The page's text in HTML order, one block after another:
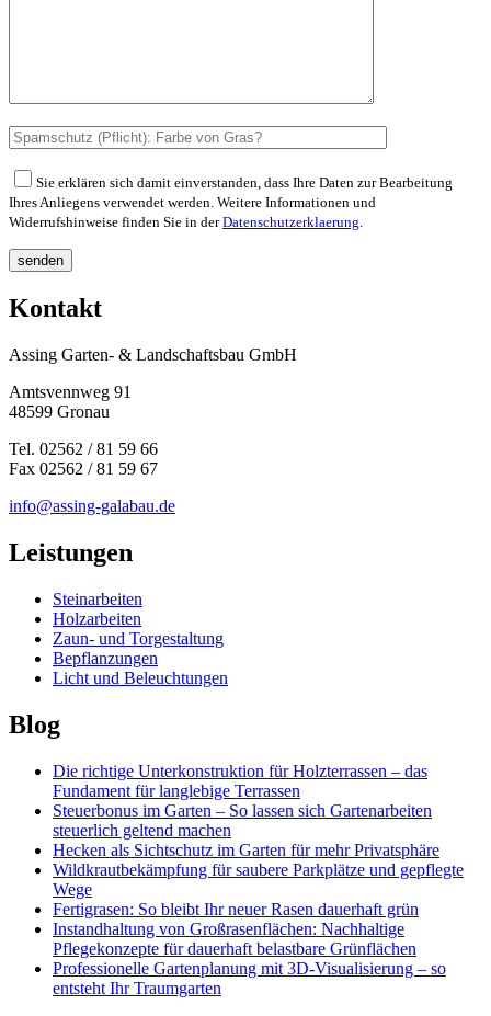
Sie erklären sich damit einverstanden, dass Ihre Daten zur Bearbeitung
Ihres Anliegens verwendet werden. Weitere Informationen und
Widerrufshinweise finden Sie in derDatenschutzerklaerung.
senden
Kontakt
Assing Garten- & Landschaftsbau GmbH
Amtsvennweg 91
48599 Gronau
Tel. 02562 / 81 59 66
Fax 02562 / 81 59 67
info@assing-galabau.de
Leistungen
Steinarbeiten
Holzarbeiten
Zaun- und Torgestaltung
Bepflanzungen
Licht und Beleuchtungen
Blog
Die richtige Unterkonstruktion für Holzterrassen – das
Fundament für langlebige Terrassen
Steuerbonus im Garten – So lassen sich Gartenarbeiten
steuerlich geltend machen
Hecken als Sichtschutz im Garten für mehr Privatsphäre
Wildkrautbekämpfung für saubere Parkplätze und gepflegte
Wege
Fertigrasen: So bleibt Ihr neuer Rasen dauerhaft grün
Instandhaltung von Großrasenflächen: Nachhaltige
Pflegekonzepte für dauerhaft belastbare Grünflächen
Professionelle Gartenplanung mit 3D-Visualisierung – so
entsteht Ihr Traumgarten